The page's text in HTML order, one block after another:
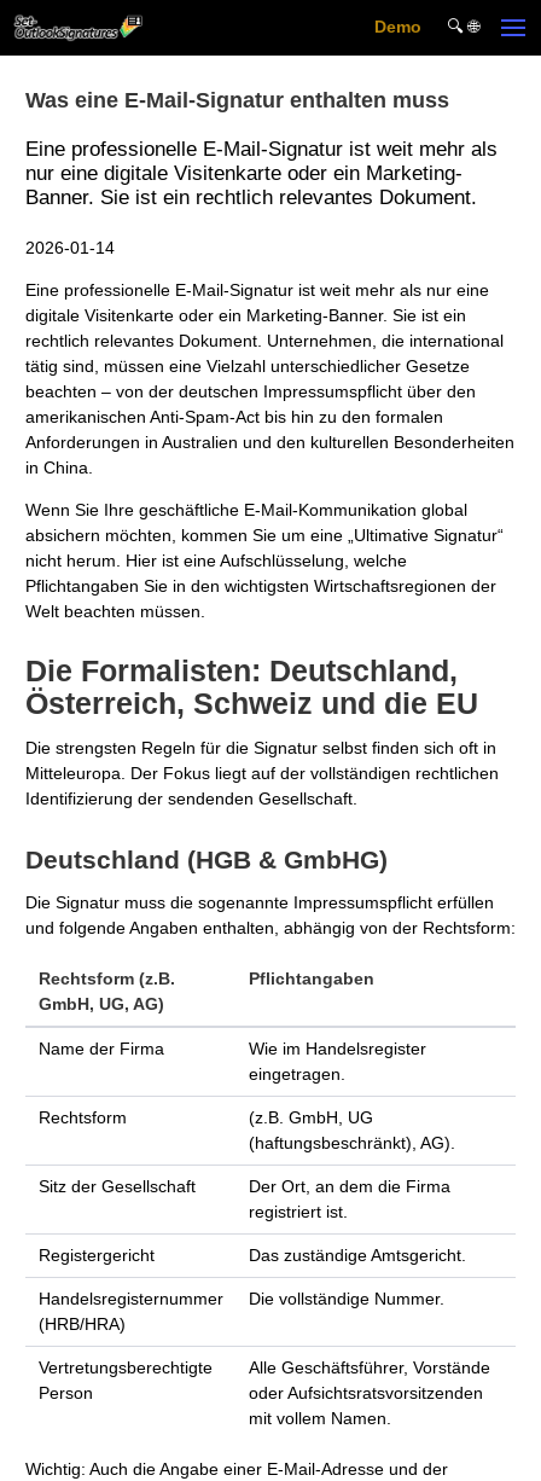
Demo 🔍︎ 🌐
Was eine E-Mail-Signatur enthalten muss
Eine professionelle E-Mail-Signatur ist weit mehr als
nur eine digitale Visitenkarte oder ein Marketing-
Banner. Sie ist ein rechtlich relevantes Dokument.
2026-01-14
Eine professionelle E-Mail-Signatur ist weit mehr als nur eine
digitale Visitenkarte oder ein Marketing-Banner. Sie ist ein
rechtlich relevantes Dokument. Unternehmen, die international
tätig sind, müssen eine Vielzahl unterschiedlicher Gesetze
beachten – von der deutschen Impressumspflicht über den
amerikanischen Anti-Spam-Act bis hin zu den formalen
Anforderungen in Australien und den kulturellen Besonderheiten
in China.
Wenn Sie Ihre geschäftliche E-Mail-Kommunikation global
absichern möchten, kommen Sie um eine „Ultimative Signatur“
nicht herum. Hier ist eine Aufschlüsselung, welche
Pflichtangaben Sie in den wichtigsten Wirtschaftsregionen der
Welt beachten müssen.
Die Formalisten: Deutschland,
Österreich, Schweiz und die EU
Die strengsten Regeln für die Signatur selbst finden sich oft in
Mitteleuropa. Der Fokus liegt auf der vollständigen rechtlichen
Identifizierung der sendenden Gesellschaft.
Deutschland (HGB & GmbHG)
Die Signatur muss die sogenannte Impressumspflicht erfüllen
und folgende Angaben enthalten, abhängig von der Rechtsform:
Rechtsform (z.B.
GmbH, UG, AG)
Pflichtangaben
Name der Firma
Wie im Handelsregister
eingetragen.
Rechtsform
(z.B. GmbH, UG
(haftungsbeschränkt), AG).
Sitz der Gesellschaft
Der Ort, an dem die Firma
registriert ist.
Registergericht Das zuständige Amtsgericht.
Handelsregisternummer
(HRB/HRA)
Die vollständige Nummer.
Vertretungsberechtigte
Person
Alle Geschäftsführer, Vorstände
oder Aufsichtsratsvorsitzenden
mit vollem Namen.
Wichtig: Auch die Angabe einer E-Mail-Adresse und der